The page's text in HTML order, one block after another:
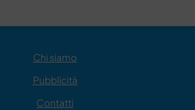
Chi siamo
Pubblicità
Contatti